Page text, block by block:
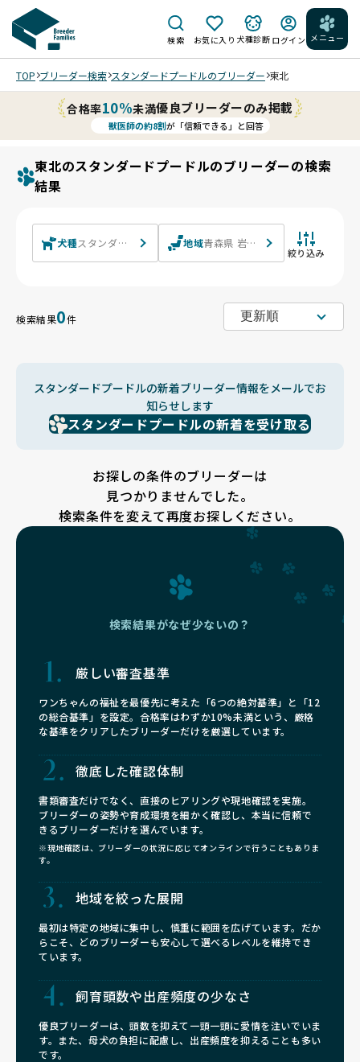
検索 お気に入り 犬種診断 ログイン メニュー
TOP ブリーダー検索 スタンダードプードルのブリーダー 東北
合格率10%未満優良ブリーダーのみ掲載
獣医師の約8割が「信頼できる」と回答
東北のスタンダードプードルのブリーダーの検索
結果
犬種スタンダードプードル 地域青森県 岩手県 宮城県 秋田県 山形
絞り込み
検索結果0件
スタンダードプードルの新着ブリーダー情報をメールでお
知らせします
スタンダードプードルの新着を受け取る
お探しの条件のブリーダーは
見つかりませんでした。
検索条件を変えて再度お探しください。
検索結果がなぜ少ないの？
厳しい審査基準
ワンちゃんの福祉を最優先に考えた「6つの絶対基準」と「12
の総合基準」を設定。合格率はわずか10%未満という、厳格
な基準をクリアしたブリーダーだけを厳選しています。
徹底した確認体制
書類審査だけでなく、直接のヒアリングや現地確認を実施。
ブリーダーの姿勢や育成環境を細かく確認し、本当に信頼で
きるブリーダーだけを選んでいます。
※現地確認は、ブリーダーの状況に応じてオンラインで行うこともありま
す。
地域を絞った展開
最初は特定の地域に集中し、慎重に範囲を広げています。だか
らこそ、どのブリーダーも安心して選べるレベルを維持でき
ています。
飼育頭数や出産頻度の少なさ
優良ブリーダーは、頭数を抑えて一頭一頭に愛情を注いでいま
す。また、母犬の負担に配慮し、出産頻度を抑えることも多い
です。